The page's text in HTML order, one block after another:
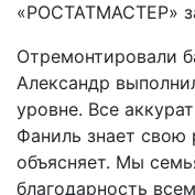
«РОСТАТМАСТЕР»
Отремонтировали
Александр
уровне. Все
Фаниль знает свою
объясняет. Мы
благодарность